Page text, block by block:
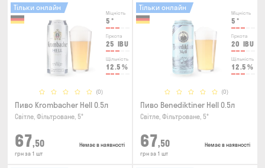
Міцність
5 °
Гіркота
25 IBU
Щільність
12.5 %
(0)
Тільки онлайн
Пиво Krombacher Hell 0.5л
Світле, Фільтроване, 5°
67,50
грн за 1 шт
Немає в наявності
Міцність
5 °
Гіркота
20 IBU
Щільність
12.5 %
(0)
Тільки онлайн
Пиво Benediktiner Hell 0.5л
Світле, Фільтроване, 5°
67,50
грн за 1 шт
Немає в наявності